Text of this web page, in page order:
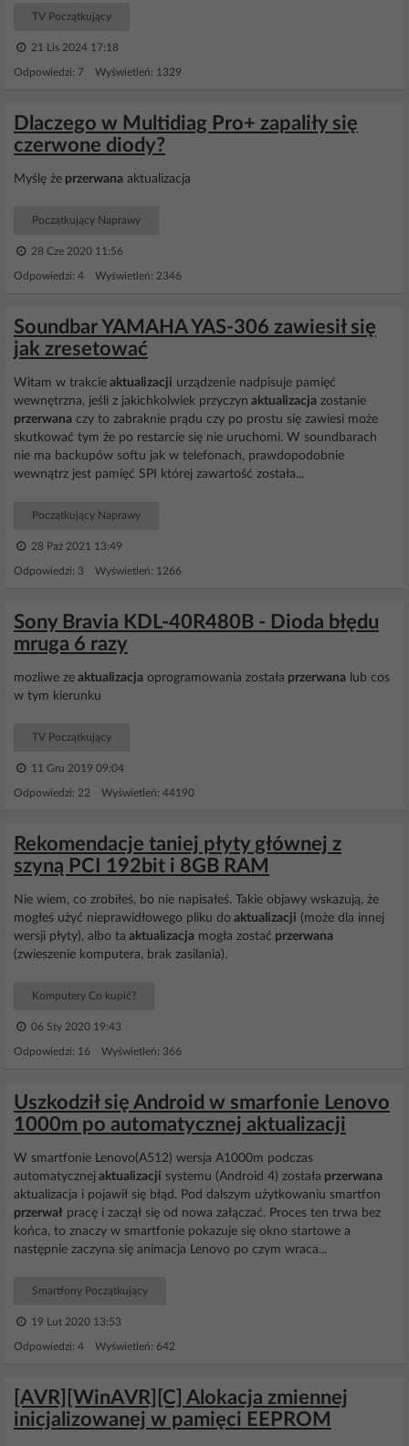
TV Początkujący
21 Lis 2024 17:18
Odpowiedzi: 7 Wyświetleń: 1329
Dlaczego w Multidiag Pro+ zapaliły się
czerwone diody?
Myślę że przerwana aktualizacja
Początkujący Naprawy
28 Cze 2020 11:56
Odpowiedzi: 4 Wyświetleń: 2346
Soundbar YAMAHA YAS-306 zawiesił się
jak zresetować
Witam w trakcie aktualizacji urządzenie nadpisuje pamięć
wewnętrzna, jeśli z jakichkolwiek przyczyn aktualizacja zostanie
przerwana czy to zabraknie prądu czy po prostu się zawiesi może
skutkować tym że po restarcie się nie uruchomi. W soundbarach
nie ma backupów softu jak w telefonach, prawdopodobnie
wewnątrz jest pamięć SPI której zawartość została...
Początkujący Naprawy
28 Paź 2021 13:49
Odpowiedzi: 3 Wyświetleń: 1266
Sony Bravia KDL-40R480B - Dioda błędu
mruga 6 razy
mozliwe ze aktualizacja oprogramowania została przerwana lub cos
w tym kierunku
TV Początkujący
11 Gru 2019 09:04
Odpowiedzi: 22 Wyświetleń: 44190
Rekomendacje taniej płyty głównej z
szyną PCI 192bit i 8GB RAM
Nie wiem, co zrobiłeś, bo nie napisałeś. Takie objawy wskazują, że
mogłeś użyć nieprawidłowego pliku do aktualizacji (może dla innej
wersji płyty), albo ta aktualizacja mogła zostać przerwana
(zwieszenie komputera, brak zasilania).
Komputery Co kupić?
06 Sty 2020 19:43
Odpowiedzi: 16 Wyświetleń: 366
Uszkodził się Android w smarfonie Lenovo
1000m po automatycznej aktualizacji
W smartfonie Lenovo(A512) wersja A1000m podczas
automatycznej aktualizacji systemu (Android 4) została przerwana
aktualizacja i pojawił się błąd. Pod dalszym użytkowaniu smartfon
przerwał pracę i zaczął się od nowa załączać. Proces ten trwa bez
końca, to znaczy w smartfonie pokazuje się okno startowe a
następnie zaczyna się animacja Lenovo po czym wraca...
Smartfony Początkujący
19 Lut 2020 13:53
Odpowiedzi: 4 Wyświetleń: 642
[AVR][WinAVR][C] Alokacja zmiennej
inicjalizowanej w pamięci EEPROM